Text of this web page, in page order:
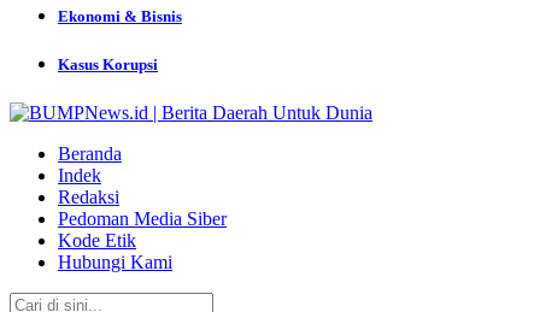
Ekonomi & Bisnis
Kasus Korupsi
Beranda
Indek
Redaksi
Pedoman Media Siber
Kode Etik
Hubungi Kami